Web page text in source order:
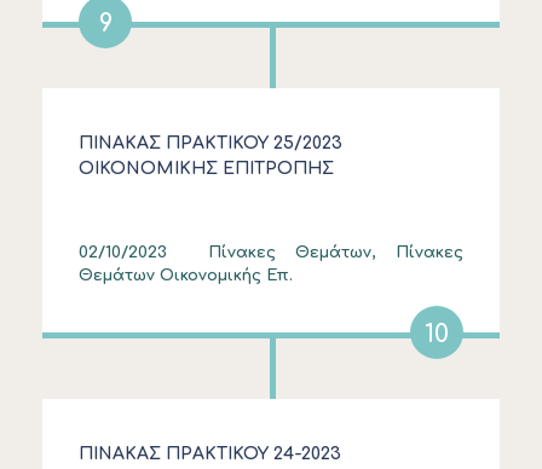
9
ΠΙΝΑΚΑΣ ΠΡΑΚΤΙΚΟΥ 25/2023
ΟΙΚΟΝΟΜΙΚΗΣ ΕΠΙΤΡΟΠΗΣ
02/10/2023
Πίνακες Θεμάτων, Πίνακες
Θεμάτων Οικονομικής Επ.
10
ΠΙΝΑΚΑΣ ΠΡΑΚΤΙΚΟΥ 24-2023